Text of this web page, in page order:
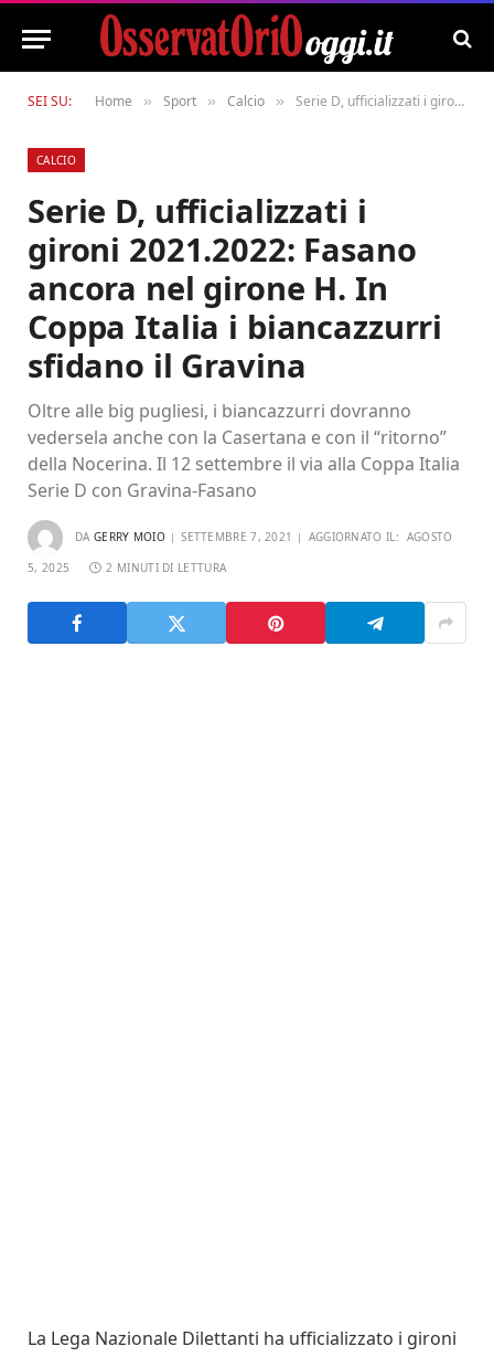
SEI SU: Home » Sport » Calcio » Serie D, ufficializzati i gironi 2021.2022: Fasano ancora nel girone H. In Coppa Italia i biancazzurri sfidano il Gravina
CALCIO
Serie D, ufficializzati i
gironi 2021.2022: Fasano
ancora nel girone H. In
Coppa Italia i biancazzurri
sfidano il Gravina
Oltre alle big pugliesi, i biancazzurri dovranno
vedersela anche con la Casertana e con il “ritorno”
della Nocerina. Il 12 settembre il via alla Coppa Italia
Serie D con Gravina-Fasano
DA GERRY MOIO SETTEMBRE 7, 2021 AGGIORNATO IL: AGOSTO
5, 2025 2 MINUTI DI LETTURA
La Lega Nazionale Dilettanti ha ufficializzato i gironi